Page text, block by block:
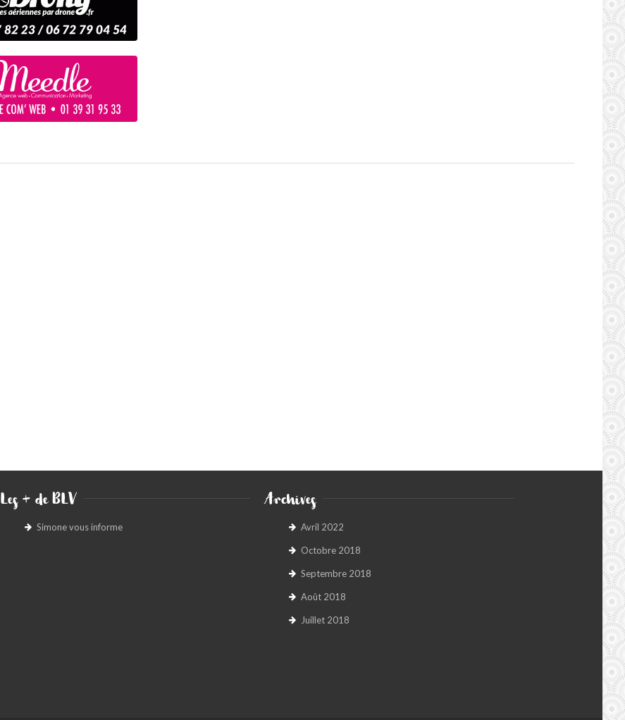
Les + de BLV
Simone vous informe
Archives
Avril 2022
Octobre 2018
Septembre 2018
Août 2018
Juillet 2018